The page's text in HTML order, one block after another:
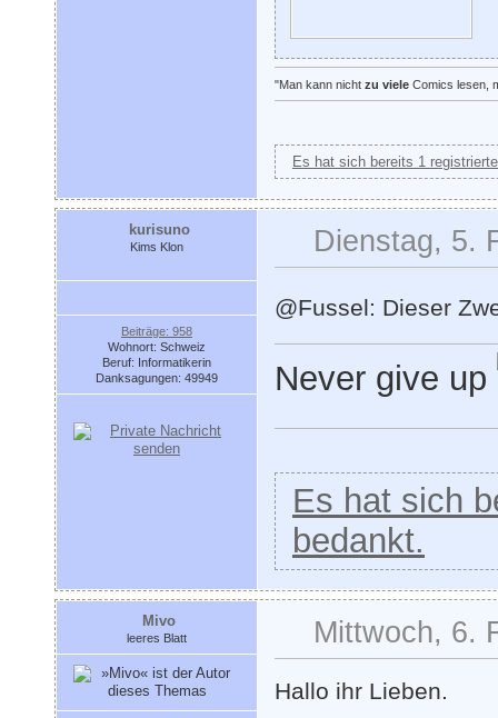
"Man kann nicht zu viele Comics lesen,
Es hat sich bereits 1
kurisuno
Kims Klon
Beiträge: 958
Wohnort: Schweiz
Beruf: Informatikerin
Danksagungen: 49949
Dienstag, 5.
@Fussel: Dieser
Never give up
Es hat sich
bedankt.
Mivo
leeres Blatt Mittwoch, 6.
Hallo ihr Lieben.